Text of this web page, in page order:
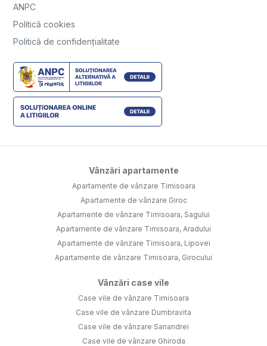
ANPC
Politică cookies
Politică de confidențialitate
Vânzări apartamente
Apartamente de vânzare Timisoara
Apartamente de vânzare Giroc
Apartamente de vânzare Timisoara, Sagului
Apartamente de vânzare Timisoara, Aradului
Apartamente de vânzare Timisoara, Lipovei
Apartamente de vânzare Timisoara, Girocului
Vânzări case vile
Case vile de vânzare Timisoara
Case vile de vânzare Dumbravita
Case vile de vânzare Sanandrei
Case vile de vânzare Ghiroda